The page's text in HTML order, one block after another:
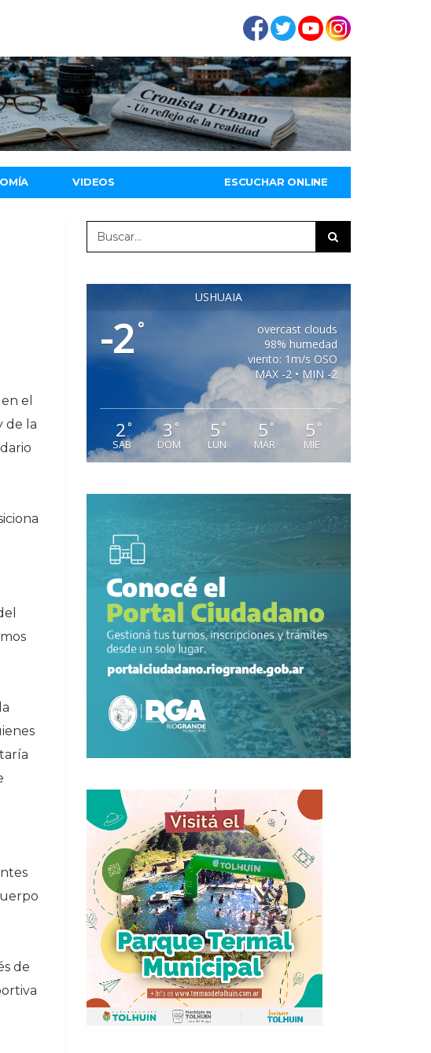
VIDEOS ESCUCHAR ONLINE
el
de la
de
USHUAIA
-2°
overcast clouds
98% humedad
viento: 1m/s OSO
MAX -2 • MIN -2
2°
SAB
3 °
DOM
5 °
LUN
5 °
MAR
5 °
MIE